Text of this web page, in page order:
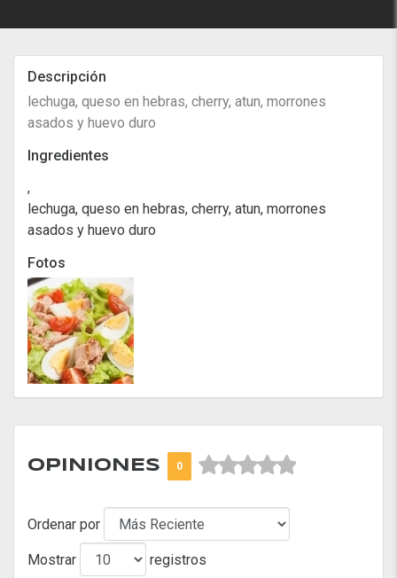
Descripción
lechuga, queso en hebras, cherry, atun, morrones
asados y huevo duro
Ingredientes
,
lechuga, queso en hebras, cherry, atun, morrones
asados y huevo duro
Fotos
OPINIONES 0 


Ordenar por
Mostrar registros